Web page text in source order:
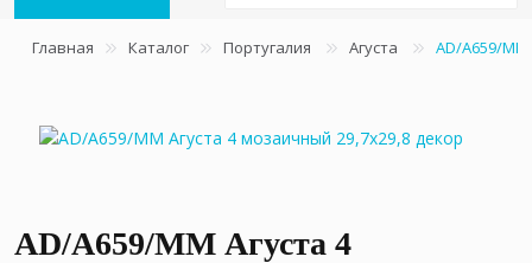
Главная Каталог Португалия Агуста AD/A659/
AD/A659/MM Агуста 4